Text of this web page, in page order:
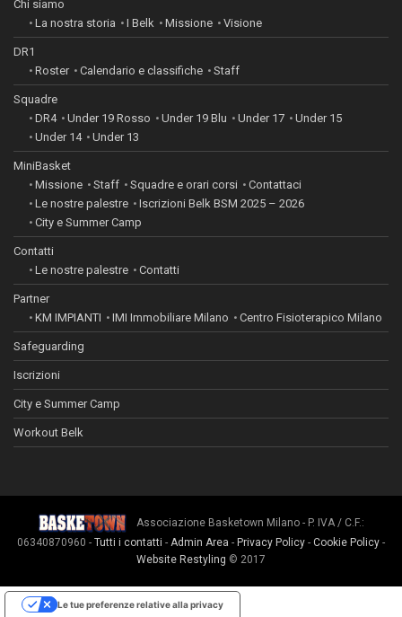
Chi siamo
La nostra storia
I Belk Missione Visione
DR1
Roster
Calendario e classifiche Staff
Squadre
DR4
Under 19 Rosso Under 19 Blu Under 17
Under 15
Under 14
Under 13
MiniBasket
Missione
Staff Squadre e orari corsi
Contattaci
Le nostre palestre
Iscrizioni Belk BSM 2025 – 2026
City e Summer Camp
Contatti
Le nostre palestre
Contatti
Partner
KM IMPIANTI
IMI Immobiliare Milano Centro Fisioterapico Milano
Safeguarding
Iscrizioni
City e Summer Camp
Workout Belk
Associazione Basketown Milano - P. IVA / C.F.:
06340870960 - Tutti i contatti - Admin Area - Privacy Policy - Cookie Policy -
Website Restyling © 2017
Le tue preferenze relative alla privacy